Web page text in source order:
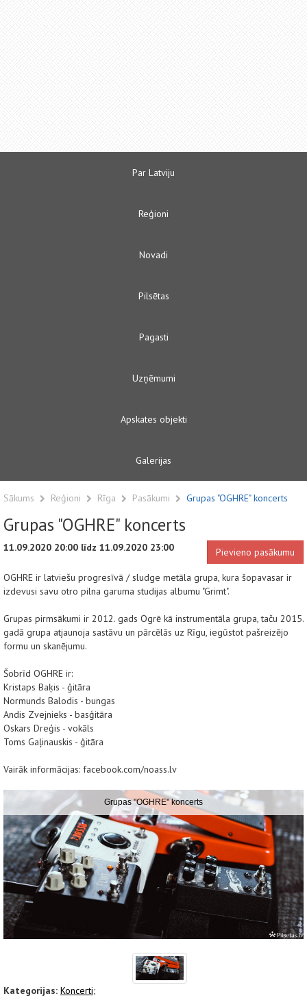
Par Latviju
Reģioni
Novadi
Pilsētas
Pagasti
Uzņēmumi
Apskates objekti
Galerijas
Sākums Reģioni Rīga Pasākumi Grupas "OGHRE" koncerts
Grupas "OGHRE" koncerts
11.09.2020 20:00 līdz 11.09.2020 23:00 Pievieno pasākumu
OGHRE ir latviešu progresīvā / sludge metāla grupa, kura šopavasar ir
izdevusi savu otro pilna garuma studijas albumu "Grimt".
Grupas pirmsākumi ir 2012. gads Ogrē kā instrumentāla grupa, taču 2015.
gadā grupa atjaunoja sastāvu un pārcēlās uz Rīgu, iegūstot pašreizējo
formu un skanējumu.
Šobrīd OGHRE ir:
Kristaps Baķis - ģitāra
Normunds Balodis - bungas
Andis Zvejnieks - basģitāra
Oskars Dreģis - vokāls
Toms Gaļinauskis - ģitāra
Vairāk informācijas: facebook.com/noass.lv
Grupas "OGHRE" koncerts
Kategorijas: Koncerti;